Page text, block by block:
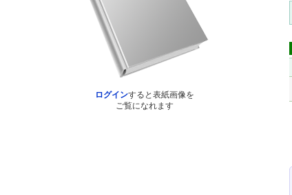
ログインすると表紙画像を
ご覧になれます